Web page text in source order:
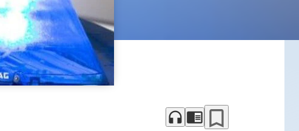
headphones chrome_reader_mode bookmark_border